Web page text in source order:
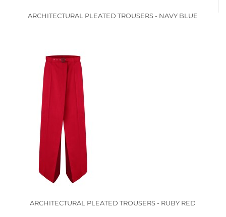
ARCHITECTURAL PLEATED TROUSERS - NAVY BLUE
ARCHITECTURAL PLEATED TROUSERS - RUBY RED